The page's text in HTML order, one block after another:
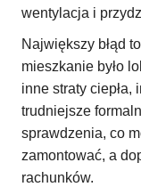
wentylacja i
Największy błąd
mieszkanie było
inne straty
trudniejsze
sprawdzenia, co
zamontować, a
rachunków.